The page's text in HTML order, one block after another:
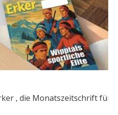
, die Monatszeitschrift für